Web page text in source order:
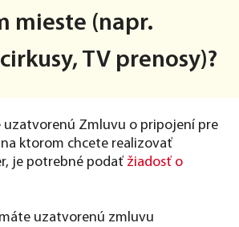
mieste (napr.
TV prenosy)?
uzatvorenú Zmluvu o pripojení pre
ktorom chcete realizovať
je potrebné podať žiadosť o
uzatvorenú zmluvu